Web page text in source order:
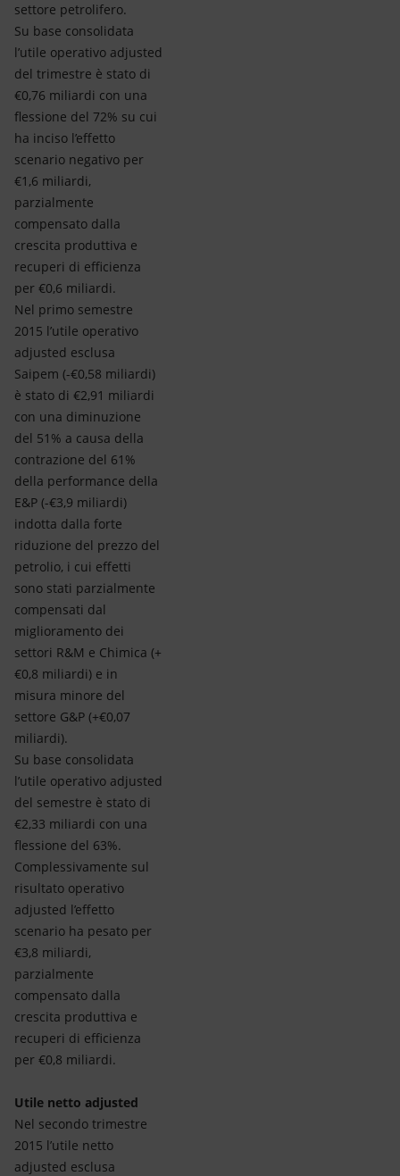
settore petrolifero.
Su base consolidata
l’utile operativo adjusted
del trimestre è stato di
€0,76 miliardi con una
flessione del 72% su cui
ha inciso l’effetto
scenario negativo per
€1,6 miliardi,
parzialmente
compensato dalla
crescita produttiva e
recuperi di efficienza
per €0,6 miliardi.
Nel primo semestre
2015 l’utile operativo
adjusted esclusa
Saipem (-€0,58 miliardi)
è stato di €2,91 miliardi
con una diminuzione
del 51% a causa della
contrazione del 61%
della performance della
E&P (-€3,9 miliardi)
indotta dalla forte
riduzione del prezzo del
petrolio, i cui effetti
sono stati parzialmente
compensati dal
miglioramento dei
settori R&M e Chimica (+
€0,8 miliardi) e in
misura minore del
settore G&P (+€0,07
miliardi).
Su base consolidata
l’utile operativo adjusted
del semestre è stato di
€2,33 miliardi con una
flessione del 63%.
Complessivamente sul
risultato operativo
adjusted l’effetto
scenario ha pesato per
€3,8 miliardi,
parzialmente
compensato dalla
crescita produttiva e
recuperi di efficienza
per €0,8 miliardi.
Utile netto adjusted
Nel secondo trimestre
2015 l’utile netto
adjusted esclusa